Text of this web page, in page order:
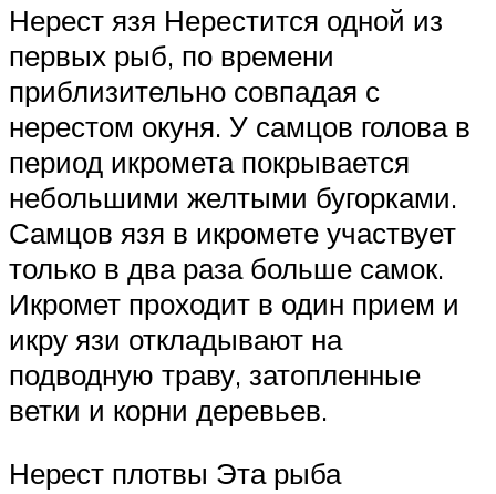
Нерест язя Нерестится одной из
первых рыб, по времени
приблизительно совпадая с
нерестом окуня. У самцов голова в
период икромета покрывается
небольшими желтыми бугорками.
Самцов язя в икромете участвует
только в два раза больше самок.
Икромет проходит в один прием и
икру язи откладывают на
подводную траву, затопленные
ветки и корни деревьев.
Нерест плотвы Эта рыба